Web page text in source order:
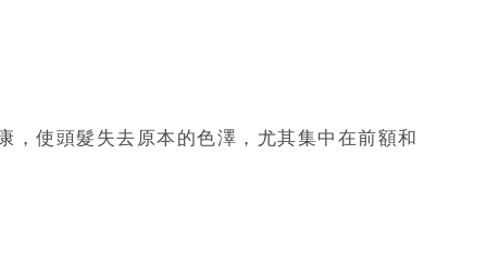
，使頭髮失去原本的色澤，尤其集中在前額和